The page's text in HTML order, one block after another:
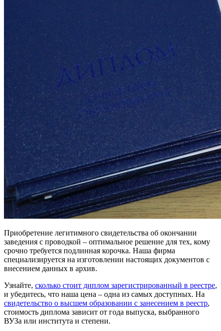
Приобретение легитимного свидетельства об окончании
заведения с проводкой – оптимальное решение для тех, кому
срочно требуется подлинная корочка. Наша фирма
специализируется на изготовлении настоящих документов с
внесением данных в архив.
Узнайте, сколько стоит диплом зарегистрированный в реестре,
и убедитесь, что наша цена – одна из самых доступных. На
свидетельство о высшем образовании с занесением в реестр,
стоимость диплома зависит от года выпуска, выбранного
ВУЗа или института и степени.